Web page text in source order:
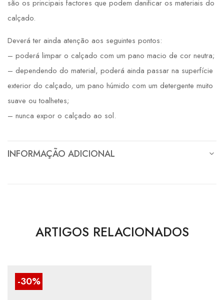
são os principais factores que podem danificar os materiais do
calçado.
Deverá ter ainda atenção aos seguintes pontos:
– poderá limpar o calçado com um pano macio de cor neutra;
– dependendo do material, poderá ainda passar na superfície
exterior do calçado, um pano húmido com um detergente muito
suave ou toalhetes;
– nunca expor o calçado ao sol.
INFORMAÇÃO ADICIONAL
ARTIGOS RELACIONADOS
-30%